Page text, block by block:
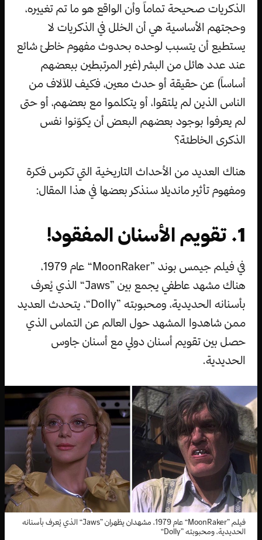
الذكريات صحيحة تماماً وأن الواقع هو ما تم تغييره،
وحجتهم الأساسية هي أن الخلل في الذكريات لا
يستطيع أن يتسبب لوحده بحدوث مفهوم خاطئ شائع
عند عدد هائل من البشر (غير المرتبطين ببعضهم
أساساً) عن حقيقة أو حدث معين، فكيف للآلاف من
الناس الذين لم يلتقوا، أو يتكلموا مع بعضهم، أو حتى
لم يعرفوا بوجود بعضهم البعض أن يكوّنوا نفس
الذكرى الخاطئة؟
هناك العديد من الأحداث التاريخية التي تكرس فكرة
ومفهوم تأثير مانديلا سنذكر بعضها في هذا المقال:
1. تقويم الأسنان المفقود!
في فيلم جيمس بوند ”MoonRaker“ عام 1979،
هناك مشهد عاطفي يجمع بين ”Jaws“ الذي يُعرف
بأسنانه الحديدية، ومحبوبته ”Dolly“، يتحدث العديد
ممن شاهدوا المشهد حول العالم عن التماس الذي
حصل بين تقويم أسنان دولي مع أسنان جاوس
الحديدية.
فيلم ”MoonRaker“ عام 1979، مشهدان يظهران ”Jaws“ الذي يُعرف بأسنانه
الحديدية، ومحبوبته ”Dolly“